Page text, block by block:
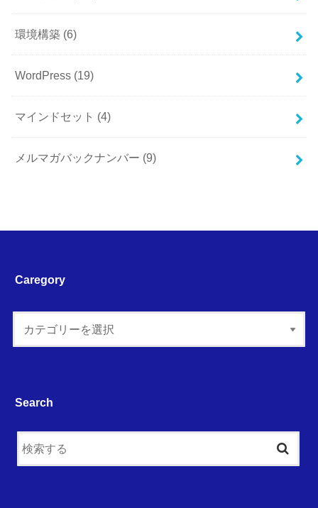
環境構築 (6)
WordPress (19)
マインドセット (4)
メルマガバックナンバー (9)
Caregory
Search